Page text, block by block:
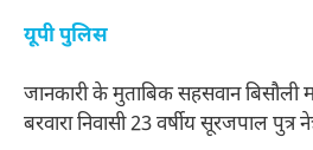
यूपी पुलिस
जानकारी के मुताबिक सहसवान बिसौली
बरवारा निवासी 23 वर्षीय सूरजपाल पुत्र